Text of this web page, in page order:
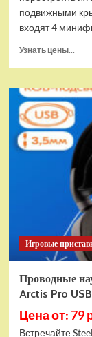
подвижными
входят 4
Узнать цены...
(EU)
LEGO
Star
Wars
и
X-
Игровые
Проводные
Arctis Pro USB
Цена от: 79
Встречайте